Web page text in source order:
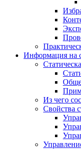
Информация на
Из чего
Свойства